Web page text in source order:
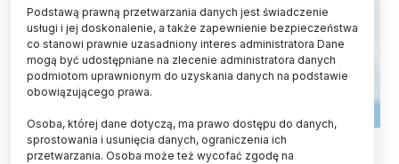
Fot. Adobe Stock
Podstawą prawną przetwarzania danych jest świadczenie
usługi i jej doskonalenie, a także zapewnienie bezpieczeństwa
co stanowi prawnie uzasadniony interes administratora Dane
mogą być udostępniane na zlecenie administratora danych
podmiotom uprawnionym do uzyskania danych na podstawie
obowiązującego prawa.
Osoba, której dane dotyczą, ma prawo dostępu do danych,
sprostowania i usunięcia danych, ograniczenia ich
przetwarzania. Osoba może też wycofać zgodę na